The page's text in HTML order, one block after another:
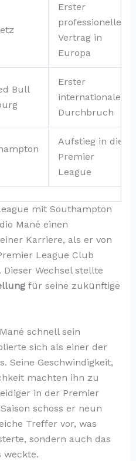
Erster
professioneller
Vertrag in
Europa
Bull
Erster
internationaler
Durchbruch
Aufstieg in die
Premier
League
mit Southampton
Mané einen
Karriere, als er von
League Club
Wechsel stellte
für seine zukünftige
schnell sein
sich als einer der
Seine Geschwindigkeit,
machten ihn zu
in der Premier
schoss er neun
Treffer vor, was
sondern auch das
weckte.